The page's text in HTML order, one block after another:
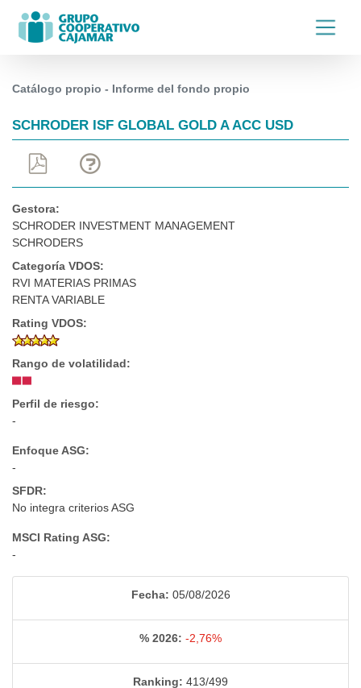
Catálogo propio - Informe del fondo propio
SCHRODER ISF GLOBAL GOLD A ACC USD
Gestora:
SCHRODER INVESTMENT MANAGEMENT
SCHRODERS
Categoría VDOS:
RVI MATERIAS PRIMAS
RENTA VARIABLE
Rating VDOS:
Rango de volatilidad:
Perfil de riesgo:
-
Enfoque ASG:
-
SFDR:
No integra criterios ASG
MSCI Rating ASG:
-
Fecha: 05/08/2026
% 2026: -2,76%
Ranking: 413/499